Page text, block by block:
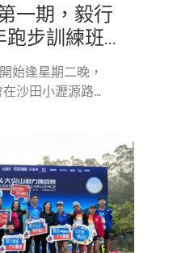
一期，毅行
步訓練班...
始逢星期二晚，
沙田小瀝源路...